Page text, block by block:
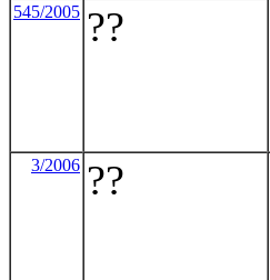
545/2005 ??
3/2006 ??